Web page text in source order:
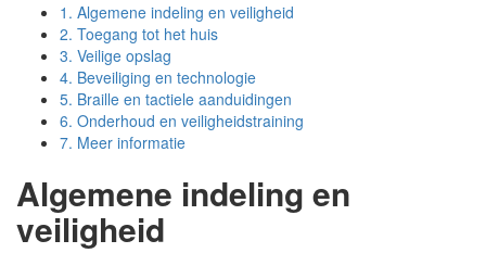
1. Algemene indeling en veiligheid
2. Toegang tot het huis
3. Veilige opslag
4. Beveiliging en technologie
5. Braille en tactiele aanduidingen
6. Onderhoud en veiligheidstraining
7. Meer informatie
Algemene indeling en
veiligheid